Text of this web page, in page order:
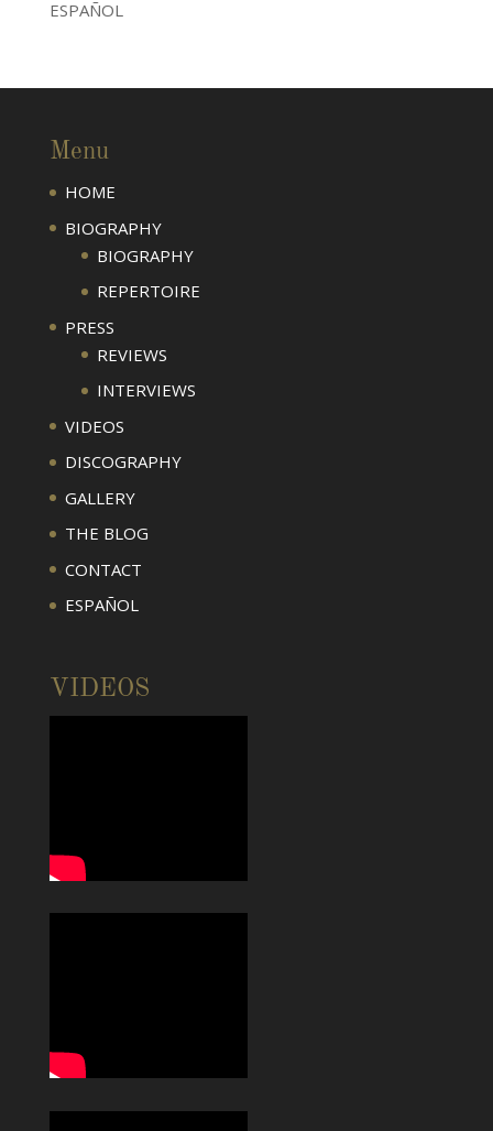
ESPAÑOL
Menu
HOME
BIOGRAPHY
BIOGRAPHY
REPERTOIRE
PRESS
REVIEWS
INTERVIEWS
VIDEOS
DISCOGRAPHY
GALLERY
THE BLOG
CONTACT
ESPAÑOL
VIDEOS